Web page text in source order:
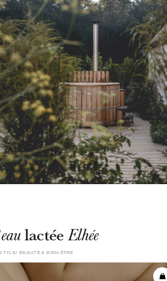
eaulactée Elhée
BEAUTÉ & BIEN-ÊTRE